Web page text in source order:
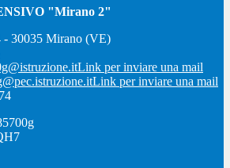
"Mirano 2"
- 30035 Mirano (VE)
Link per inviare una mail
Link per inviare una mail